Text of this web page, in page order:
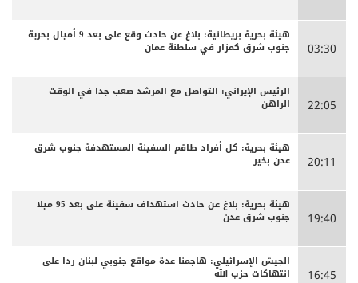
03:30
هيئة بحرية بريطانية: بلاغ عن حادث وقع على بعد 9 أميال بحرية
جنوب شرق كمزار في سلطنة عمان
22:05
الرئيس الإيراني: التواصل مع المرشد صعب جدا في الوقت
الراهن
20:11
هيئة بحرية: كل أفراد طاقم السفينة المستهدفة جنوب شرق
عدن بخير
19:40
هيئة بحرية: بلاغ عن حادث استهداف سفينة على بعد 95 ميلا
جنوب شرق عدن
16:45
الجيش الإسرائيلي: هاجمنا عدة مواقع جنوبي لبنان ردا على
انتهاكات حزب الله